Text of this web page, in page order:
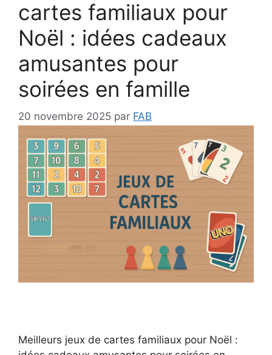
cartes familiaux pour
Noël : idées cadeaux
amusantes pour
soirées en famille
20 novembre 2025 par FAB
Meilleurs jeux de cartes familiaux pour Noël :